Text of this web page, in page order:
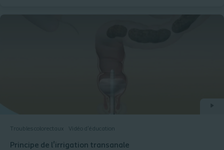
Troubles colorectaux Vidéo d'éducation
Principe de l'irrigation transanale